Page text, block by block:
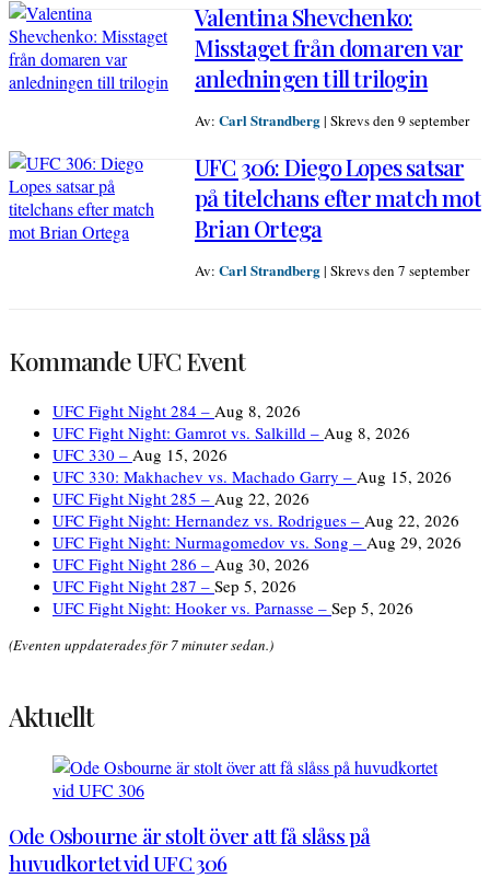
Valentina Shevchenko:
Misstaget från domaren var
anledningen till trilogin
Av: Carl Strandberg| Skrevs den 9 september
UFC 306: Diego Lopes satsar
på titelchans efter match mot
Brian Ortega
Av: Carl Strandberg| Skrevs den 7 september
Kommande UFC Event
UFC Fight Night 284 – Aug 8, 2026
UFC Fight Night: Gamrot vs. Salkilld – Aug 8, 2026
UFC 330 – Aug 15, 2026
UFC 330: Makhachev vs. Machado Garry – Aug 15, 2026
UFC Fight Night 285 – Aug 22, 2026
UFC Fight Night: Hernandez vs. Rodrigues – Aug 22, 2026
UFC Fight Night: Nurmagomedov vs. Song – Aug 29, 2026
UFC Fight Night 286 – Aug 30, 2026
UFC Fight Night 287 – Sep 5, 2026
UFC Fight Night: Hooker vs. Parnasse – Sep 5, 2026
(Eventen uppdaterades för 7 minuter sedan.)
Aktuellt
Ode Osbourne är stolt över att få slåss på
huvudkortet vid UFC 306